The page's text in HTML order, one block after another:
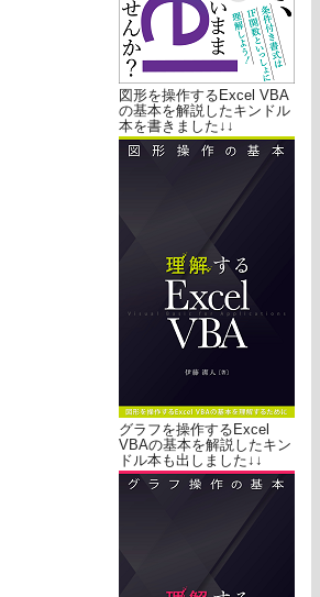
図形を操作するExcel VBA
の基本を解説したキンドル
本を書きました↓↓
グラフを操作するExcel
VBAの基本を解説したキン
ドル本も出しました↓↓